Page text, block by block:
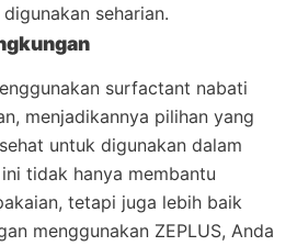
seharian.
surfactant nabati
menjadikannya pilihan yang
untuk digunakan dalam
tidak hanya membantu
tetapi juga lebih baik
menggunakan ZEPLUS, Anda